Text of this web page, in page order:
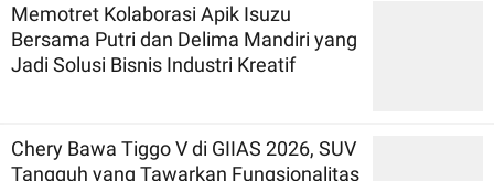
Memotret Kolaborasi Apik Isuzu
Bersama Putri dan Delima Mandiri yang
Jadi Solusi Bisnis Industri Kreatif
Chery Bawa Tiggo V di GIIAS 2026, SUV
Tangguh yang Tawarkan Fungsionalitas